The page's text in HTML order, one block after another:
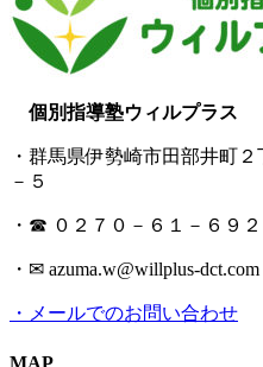
個別指導塾ウィルプラス
・群馬県伊勢崎市田部井町
－５
・☎ ０２７０－６１－６９２
・✉ azuma.w@willplus-dct.com
・メールでのお問い合わせ
MAP